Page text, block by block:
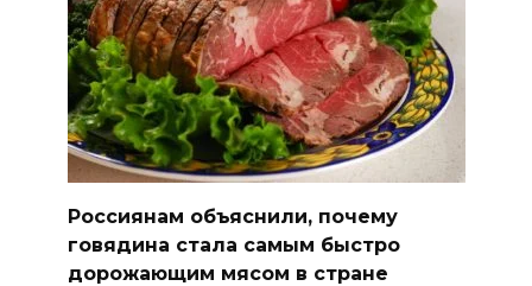
Россиянам объяснили, почему
говядина стала самым быстро
дорожающим мясом в стране